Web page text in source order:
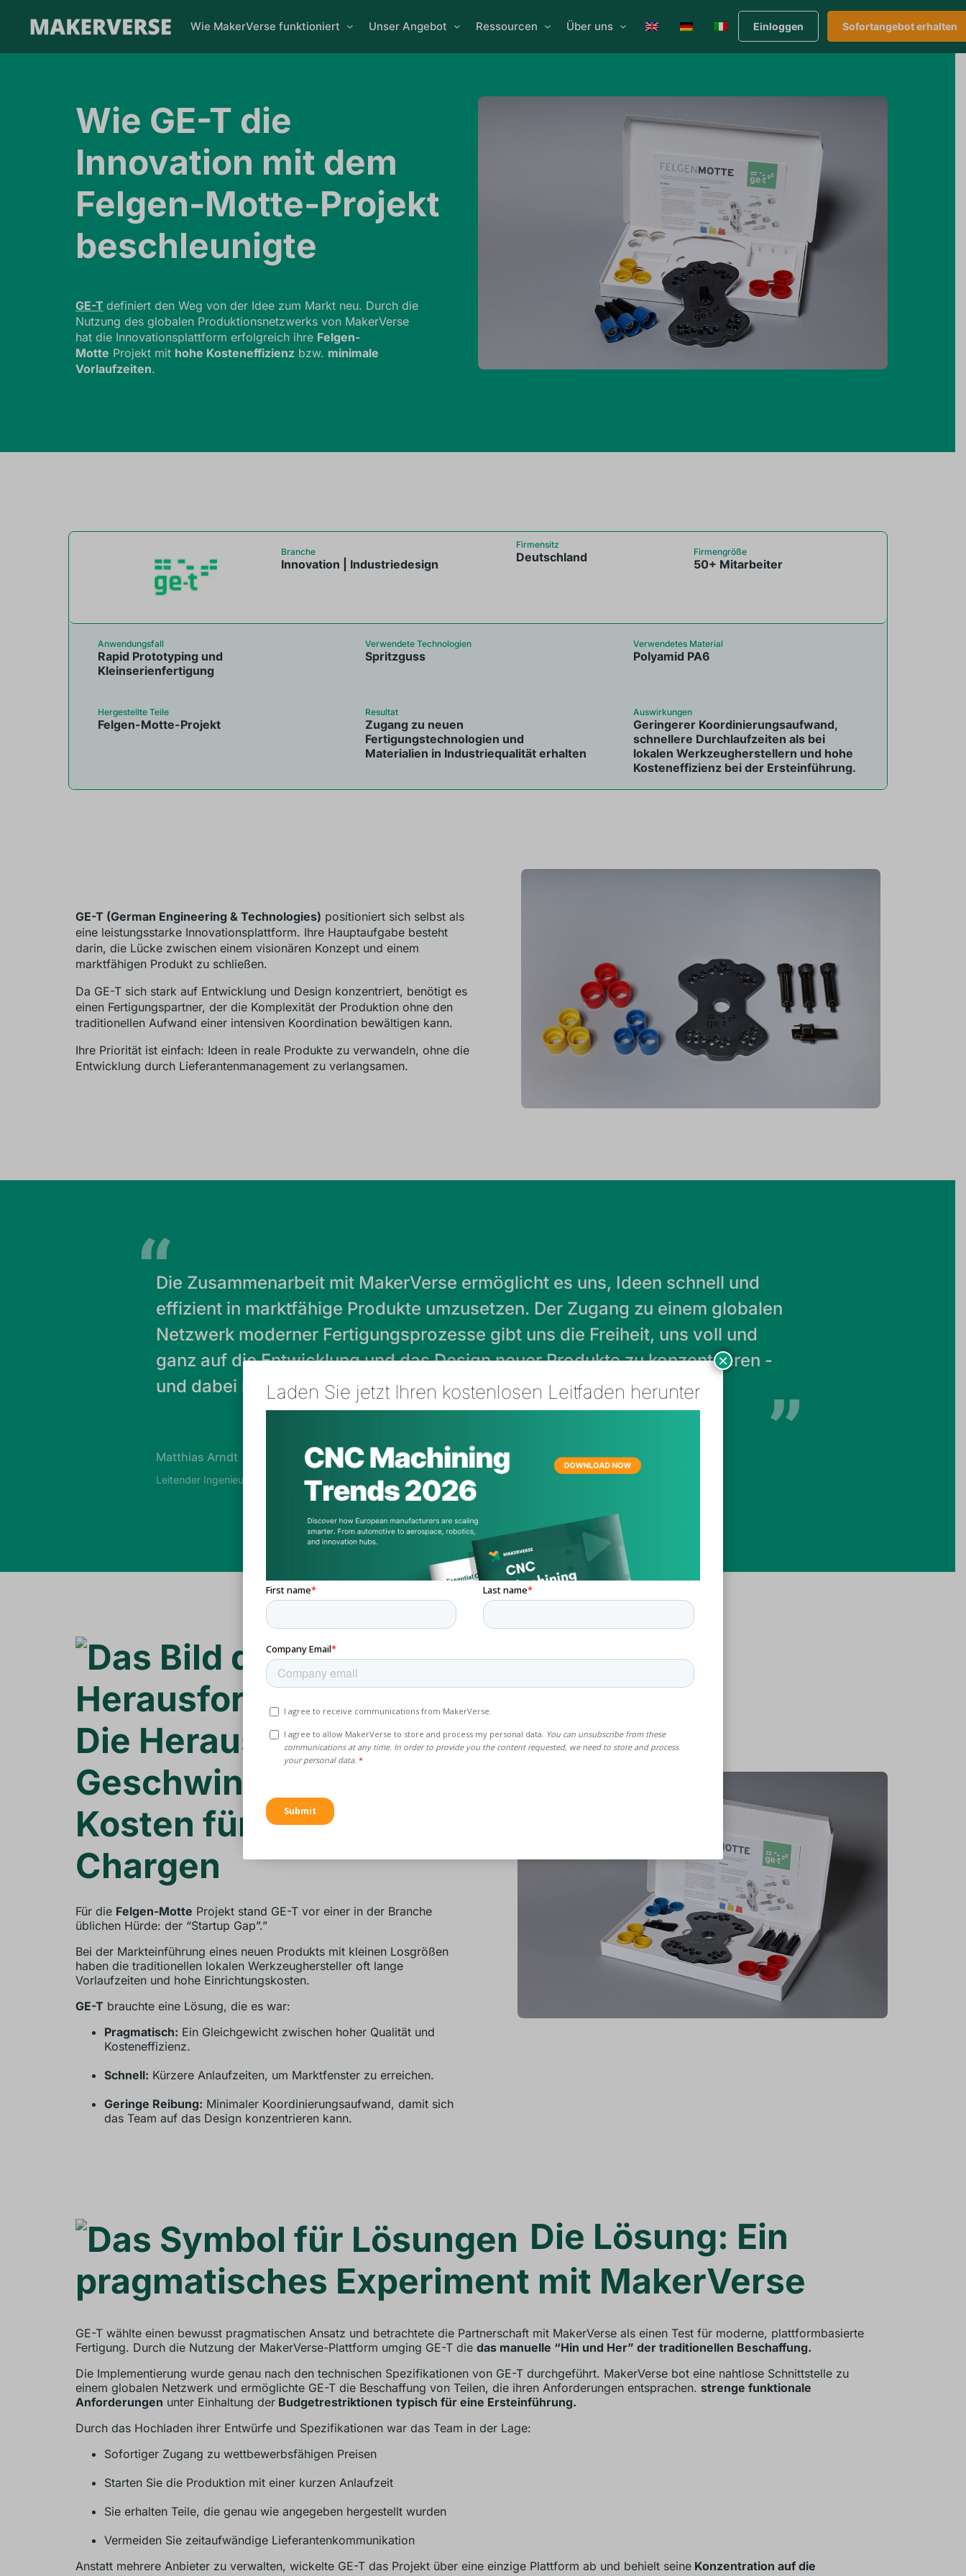
Wie MakerVerse funktioniert Unser Angebot Ressourcen Über uns Einloggen Sofortangebot erhalten
Wie GE-T die
Innovation mit dem
Felgen-Motte-Projekt
beschleunigte
GE-T definiert den Weg von der Idee zum Markt neu. Durch die
Nutzung des globalen Produktionsnetzwerks von MakerVerse
hat die Innovationsplattform erfolgreich ihre Felgen-
Motte Projekt mit hohe Kosteneffizienzbzw. minimale
Vorlaufzeiten.
Branche
Innovation | Industriedesign
Firmensitz
Deutschland Firmengröße
50+ Mitarbeiter
Anwendungsfall
Rapid Prototyping und
Kleinserienfertigung
Verwendete Technologien
Spritzguss
Verwendetes Material
Polyamid PA6
Hergestellte Teile
Felgen-Motte-Projekt
Resultat
Zugang zu neuen
Fertigungstechnologien und
Materialien in Industriequalität erhalten
Auswirkungen
Geringerer Koordinierungsaufwand,
schnellere Durchlaufzeiten als bei
lokalen Werkzeugherstellern und hohe
Kosteneffizienz bei der Ersteinführung.
GE-T (German Engineering & Technologies) positioniert sich selbst als
eine leistungsstarke Innovationsplattform. Ihre Hauptaufgabe besteht
darin, die Lücke zwischen einem visionären Konzept und einem
marktfähigen Produkt zu schließen.
Da GE-T sich stark auf Entwicklung und Design konzentriert, benötigt es
einen Fertigungspartner, der die Komplexität der Produktion ohne den
traditionellen Aufwand einer intensiven Koordination bewältigen kann.
Ihre Priorität ist einfach: Ideen in reale Produkte zu verwandeln, ohne die
Entwicklung durch Lieferantenmanagement zu verlangsamen.
Die Zusammenarbeit mit MakerVerse ermöglicht es uns, Ideen schnell und
effizient in marktfähige Produkte umzusetzen. Der Zugang zu einem globalen
Netzwerk moderner Fertigungsprozesse gibt uns die Freiheit, uns voll und
ganz auf die Entwicklung und das Design neuer Produkte zu konzentrieren -
und dabei höchst kosteneffizient zu bleiben.
Matthias Arndt
Leitender Ingenieur bei GE-T
Die Herausforderung:
Geschwindigkeit und
Kosten für kleine
Chargen
Für die Felgen-Motte Projekt stand GE-T vor einer in der Branche
üblichen Hürde: der “Startup Gap”.”
Bei der Markteinführung eines neuen Produkts mit kleinen Losgrößen
haben die traditionellen lokalen Werkzeughersteller oft lange
Vorlaufzeiten und hohe Einrichtungskosten.
GE-T brauchte eine Lösung, die es war:
Pragmatisch: Ein Gleichgewicht zwischen hoher Qualität und
Kosteneffizienz.
Schnell: Kürzere Anlaufzeiten, um Marktfenster zu erreichen.
Geringe Reibung: Minimaler Koordinierungsaufwand, damit sich
das Team auf das Design konzentrieren kann.
Die Lösung: Ein
pragmatisches Experiment mit MakerVerse
GE-T wählte einen bewusst pragmatischen Ansatz und betrachtete die Partnerschaft mit MakerVerse als einen Test für moderne, plattformbasierte
Fertigung. Durch die Nutzung der MakerVerse-Plattform umging GE-T die das manuelle “Hin und Her” der traditionellen Beschaffung.
Die Implementierung wurde genau nach den technischen Spezifikationen von GE-T durchgeführt. MakerVerse bot eine nahtlose Schnittstelle zu
einem globalen Netzwerk und ermöglichte GE-T die Beschaffung von Teilen, die ihren Anforderungen entsprachen. strenge funktionale
Anforderungen unter Einhaltung derBudgetrestriktionen typisch für eine Ersteinführung.
Durch das Hochladen ihrer Entwürfe und Spezifikationen war das Team in der Lage:
Sofortiger Zugang zu wettbewerbsfähigen Preisen
Starten Sie die Produktion mit einer kurzen Anlaufzeit
Sie erhalten Teile, die genau wie angegeben hergestellt wurden
Vermeiden Sie zeitaufwändige Lieferantenkommunikation
Anstatt mehrere Anbieter zu verwalten, wickelte GE-T das Projekt über eine einzige Plattform ab und behielt seineKonzentration auf die
Laden Sie jetzt Ihren kostenlosen Leitfaden herunter
×